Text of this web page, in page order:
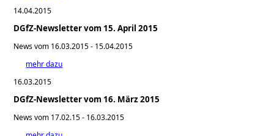
14.04.2015
DGfZ-Newsletter vom 15. April 2015
News vom 16.03.2015 - 15.04.2015
mehr dazu
16.03.2015
DGfZ-Newsletter vom 16. März 2015
News vom 17.02.15 - 16.03.2015